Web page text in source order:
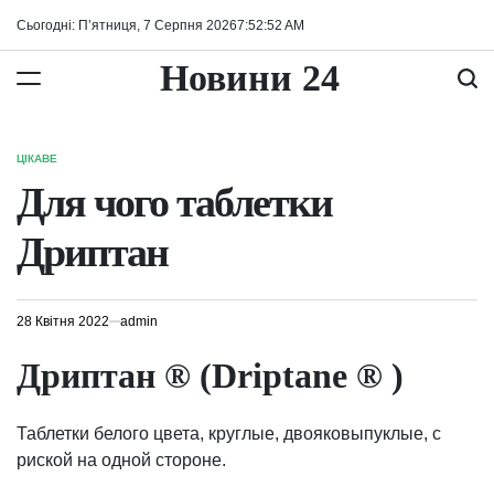
Сьогодні: П’ятниця, 7 Серпня 20267:52:53 AM
Новини 24
ОПУБЛІКУВАТИ
ЦІКАВЕ
Для чого таблетки
Дриптан
28 Квітня 2022 admin
Дриптан ® (Driptane ® )
Таблетки белого цвета, круглые, двояковыпуклые, с
риской на одной стороне.